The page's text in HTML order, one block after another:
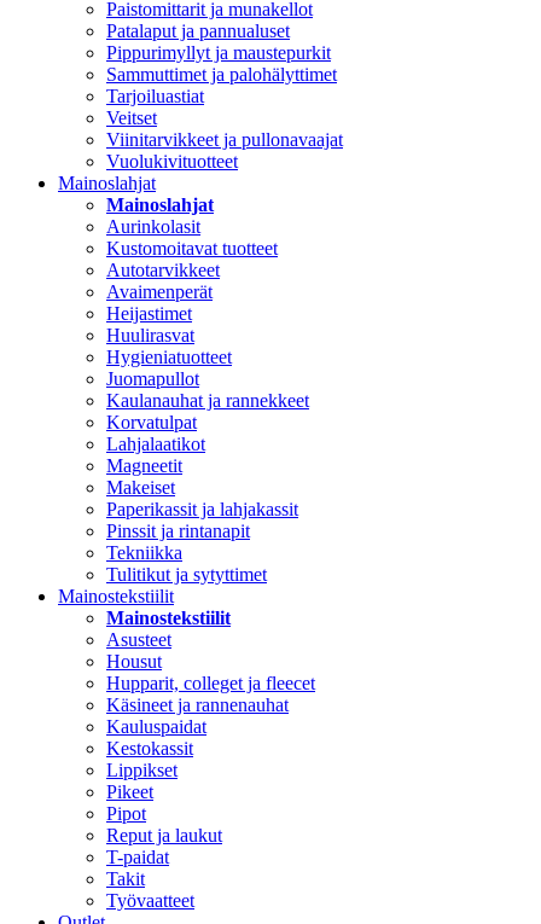
Paistomittarit ja munakellot
Patalaput ja pannualuset
Pippurimyllyt ja maustepurkit
Sammuttimet ja palohälyttimet
Tarjoiluastiat
Veitset
Viinitarvikkeet ja pullonavaajat
Vuolukivituotteet
Mainoslahjat
Mainoslahjat
Aurinkolasit
Kustomoitavat tuotteet
Autotarvikkeet
Avaimenperät
Heijastimet
Huulirasvat
Hygieniatuotteet
Juomapullot
Kaulanauhat ja rannekkeet
Korvatulpat
Lahjalaatikot
Magneetit
Makeiset
Paperikassit ja lahjakassit
Pinssit ja rintanapit
Tekniikka
Tulitikut ja sytyttimet
Mainostekstiilit
Mainostekstiilit
Asusteet
Housut
Hupparit, colleget ja fleecet
Käsineet ja rannenauhat
Kauluspaidat
Kestokassit
Lippikset
Pikeet
Pipot
Reput ja laukut
T-paidat
Takit
Työvaatteet